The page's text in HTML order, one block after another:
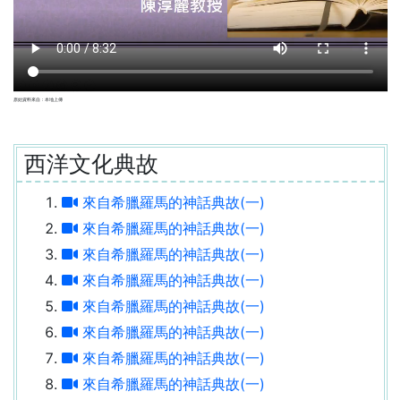
原始資料來自：本地上傳
西洋文化典故
來自希臘羅馬的神話典故(一)
來自希臘羅馬的神話典故(一)
來自希臘羅馬的神話典故(一)
來自希臘羅馬的神話典故(一)
來自希臘羅馬的神話典故(一)
來自希臘羅馬的神話典故(一)
來自希臘羅馬的神話典故(一)
來自希臘羅馬的神話典故(一)